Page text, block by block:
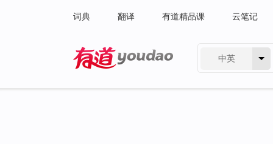
词典 翻译 有道精品课 云笔记
中英